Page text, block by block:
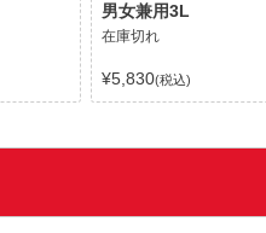
男女兼用3L
在庫切れ
¥5,830 税込